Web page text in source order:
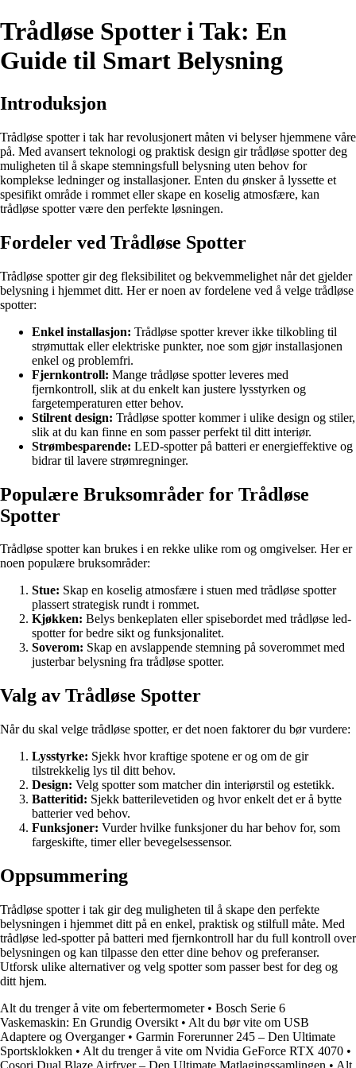
Trådløse Spotter i Tak: En
Guide til Smart Belysning
Introduksjon
Trådløse spotter i tak har revolusjonert måten vi belyser hjemmene våre
på. Med avansert teknologi og praktisk design gir trådløse spotter deg
muligheten til å skape stemningsfull belysning uten behov for
komplekse ledninger og installasjoner. Enten du ønsker å lyssette et
spesifikt område i rommet eller skape en koselig atmosfære, kan
trådløse spotter være den perfekte løsningen.
Fordeler ved Trådløse Spotter
Trådløse spotter gir deg fleksibilitet og bekvemmelighet når det gjelder
belysning i hjemmet ditt. Her er noen av fordelene ved å velge trådløse
spotter:
Enkel installasjon: Trådløse spotter krever ikke tilkobling til
strømuttak eller elektriske punkter, noe som gjør installasjonen
enkel og problemfri.
Fjernkontroll: Mange trådløse spotter leveres med
fjernkontroll, slik at du enkelt kan justere lysstyrken og
fargetemperaturen etter behov.
Stilrent design: Trådløse spotter kommer i ulike design og stiler,
slik at du kan finne en som passer perfekt til ditt interiør.
Strømbesparende: LED-spotter på batteri er energieffektive og
bidrar til lavere strømregninger.
Populære Bruksområder for Trådløse
Spotter
Trådløse spotter kan brukes i en rekke ulike rom og omgivelser. Her er
noen populære bruksområder:
Stue: Skap en koselig atmosfære i stuen med trådløse spotter
plassert strategisk rundt i rommet.
Kjøkken: Belys benkeplaten eller spisebordet med trådløse led-
spotter for bedre sikt og funksjonalitet.
Soverom: Skap en avslappende stemning på soverommet med
justerbar belysning fra trådløse spotter.
Valg av Trådløse Spotter
Når du skal velge trådløse spotter, er det noen faktorer du bør vurdere:
Lysstyrke: Sjekk hvor kraftige spotene er og om de gir
tilstrekkelig lys til ditt behov.
Design: Velg spotter som matcher din interiørstil og estetikk.
Batteritid: Sjekk batterilevetiden og hvor enkelt det er å bytte
batterier ved behov.
Funksjoner: Vurder hvilke funksjoner du har behov for, som
fargeskifte, timer eller bevegelsessensor.
Oppsummering
Trådløse spotter i tak gir deg muligheten til å skape den perfekte
belysningen i hjemmet ditt på en enkel, praktisk og stilfull måte. Med
trådløse led-spotter på batteri med fjernkontroll har du full kontroll over
belysningen og kan tilpasse den etter dine behov og preferanser.
Utforsk ulike alternativer og velg spotter som passer best for deg og
ditt hjem.
Alt du trenger å vite om febertermometer• Bosch Serie 6
Vaskemaskin: En Grundig Oversikt • Alt du bør vite om USB
Adaptere og Overganger• Garmin Forerunner 245 – Den Ultimate
Sportsklokken • Alt du trenger å vite om Nvidia GeForce RTX 4070 •
Cosori Dual Blaze Airfryer – Den Ultimate Matlagingssamlingen • Alt